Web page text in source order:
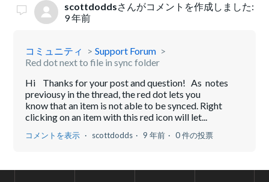
scottdoddsさんがコメントを作成しました:
9 年前
コミュニティ
Support Forum
Red dot next to file in sync folder
Hi Thanks for your post and question! As notes
previousy in the thread, the red dot lets you
know that an item is not able to be synced. Right
clicking on an item with this red icon will let...
コメントを表示 scottdodds 9 年前 0 件の投票